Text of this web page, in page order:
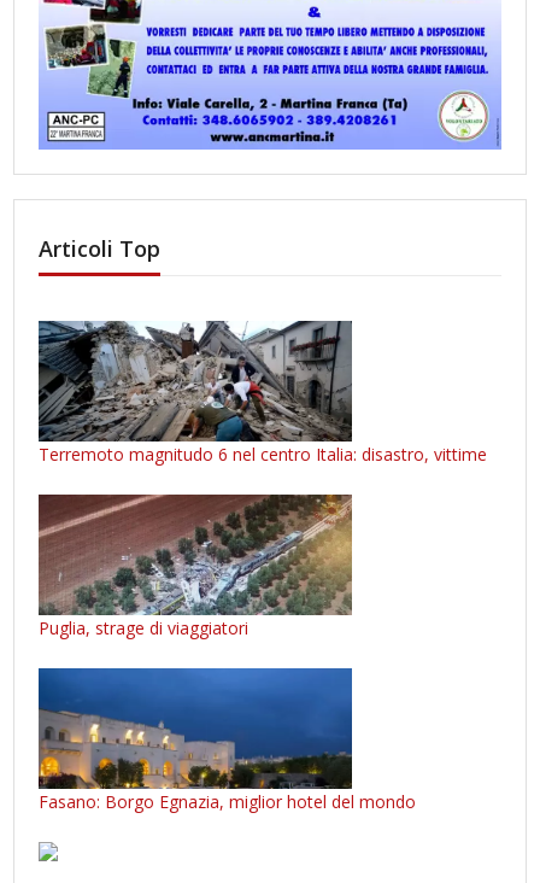
Articoli Top
Terremoto magnitudo 6 nel centro Italia: disastro, vittime
Puglia, strage di viaggiatori
Fasano: Borgo Egnazia, miglior hotel del mondo